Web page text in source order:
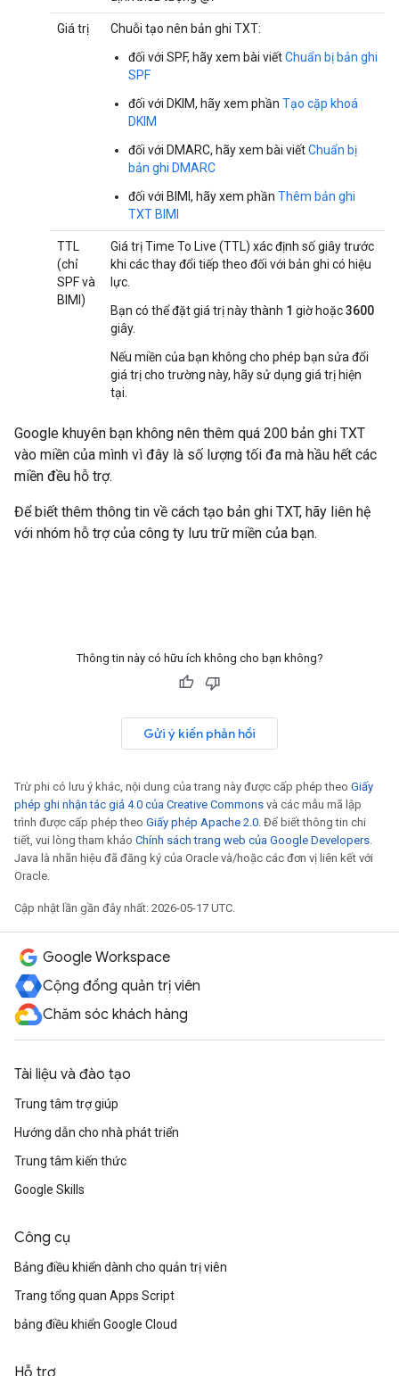
Giá trị
Chuỗi tạo nên bản ghi TXT:
đối với SPF, hãy xem bài viếtChuẩn bị bản ghi
SPF
đối với DKIM, hãy xem phần Tạo cặp khoá
DKIM
đối với DMARC, hãy xem bài viếtChuẩn bị
bản ghi DMARC
đối với BIMI, hãy xem phần Thêm bản ghi
TXT BIMI
TTL
(chỉ
SPF và
BIMI)
Giá trị Time To Live (TTL) xác định số giây trước
khi các thay đổi tiếp theo đối với bản ghi có hiệu
lực.
Bạn có thể đặt giá trị này thành 1 giờ hoặc3600
giây.
Nếu miền của bạn không cho phép bạn sửa đổi
giá trị cho trường này, hãy sử dụng giá trị hiện
tại.
Google khuyên bạn không nên thêm quá 200 bản ghi TXT
vào miền của mình vì đây là số lượng tối đa mà hầu hết các
miền đều hỗ trợ.
Để biết thêm thông tin về cách tạo bản ghi TXT, hãy liên hệ
với nhóm hỗ trợ của công ty lưu trữ miền của bạn.
Thông tin này có hữu ích không cho bạn không?
Gửi ý kiến phản hồi
Trừ phi có lưu ý khác, nội dung của trang này được cấp phép theo Giấy
phép ghi nhận tác giả 4.0 của Creative Commons và các mẫu mã lập
trình được cấp phép theo Giấy phép Apache 2.0. Để biết thông tin chi
tiết, vui lòng tham khảo Chính sách trang web của Google Developers.
Java là nhãn hiệu đã đăng ký của Oracle và/hoặc các đơn vị liên kết với
Oracle.
Cập nhật lần gần đây nhất: 2026-05-17 UTC.
Google Workspace
Cộng đồng quản trị viên
Chăm sóc khách hàng
Tài liệu và đào tạo
Trung tâm trợ giúp
Hướng dẫn cho nhà phát triển
Trung tâm kiến thức
Google Skills
Công cụ
Bảng điều khiển dành cho quản trị viên
Trang tổng quan Apps Script
bảng điều khiển Google Cloud
Hỗ trợ